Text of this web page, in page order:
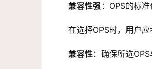
兼容性强 ：OPS的标
在选择OPS时，用户应
兼容性：确保所选